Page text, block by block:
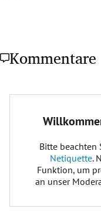
Kommentare